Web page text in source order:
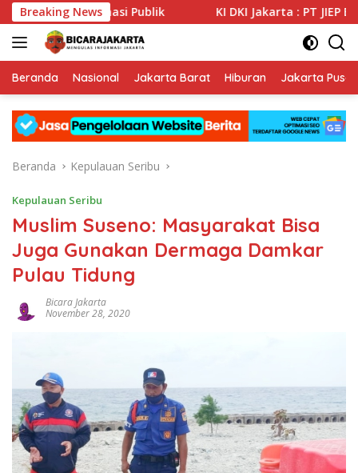
Langsung
ke
konten
Breaking News
Informasi Publik KI DKI Jakarta : PT JIEP Buktikan
Beranda Nasional Jakarta Barat Hiburan Jakarta Pusat
Beranda Kepulauan Seribu
Kepulauan Seribu
Muslim Suseno: Masyarakat Bisa
Juga Gunakan Dermaga Damkar
Pulau Tidung
Bicara Jakarta
November 28, 2020